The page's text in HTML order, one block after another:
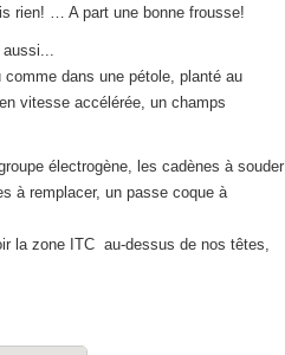
rien! … A part une bonne frousse!
aussi...
dans une pétole, planté au
vitesse accélérée, un champs
électrogène, les cadènes à souder
à remplacer, un passe coque à
la zone ITC au-dessus de nos têtes,